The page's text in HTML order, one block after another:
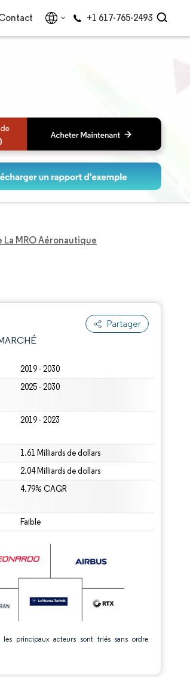
+1 617-765-2493
La MRO Aéronautique
Partager
2019 - 2030
2025 - 2030
2019 - 2023
1.61 Milliards de dollars
2.04 Milliards de dollars
4.79% CAGR
Faible
principaux acteurs sont triés sans ordre
nécessite une attribution sous CC BY 4.0.